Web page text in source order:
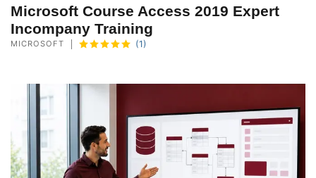
Microsoft Course Access 2019 Expert
Incompany Training
MICROSOFT (1)